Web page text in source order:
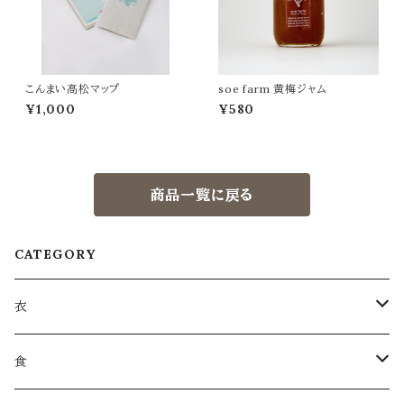
こんまい高松マップ
¥1,000
soe farm 黄梅ジャム
¥580
商品一覧に戻る
CATEGORY
衣
衣類
食